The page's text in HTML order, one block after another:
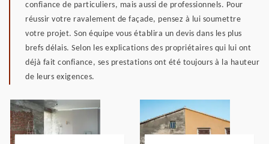
confiance de particuliers, mais aussi de professionnels. Pour
réussir votre ravalement de façade, pensez à lui soumettre
votre projet. Son équipe vous établira un devis dans les plus
brefs délais. Selon les explications des propriétaires qui lui ont
déjà fait confiance, ses prestations ont été toujours à la hauteur
de leurs exigences.